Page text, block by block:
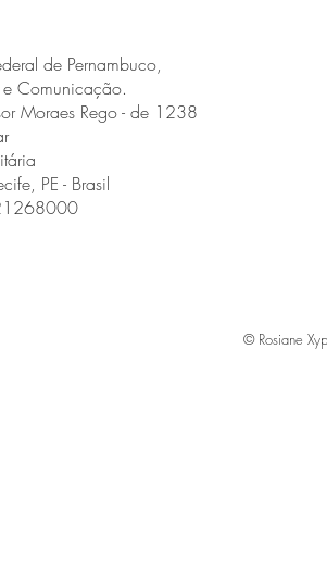
de Pernambuco,
Comunicação.
Moraes Rego - de 1238
PE - Brasil
© Rosiane